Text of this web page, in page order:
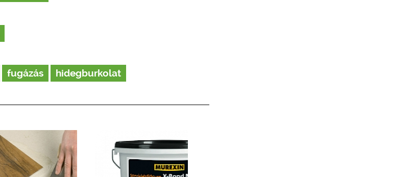
fugázás hidegburkolat